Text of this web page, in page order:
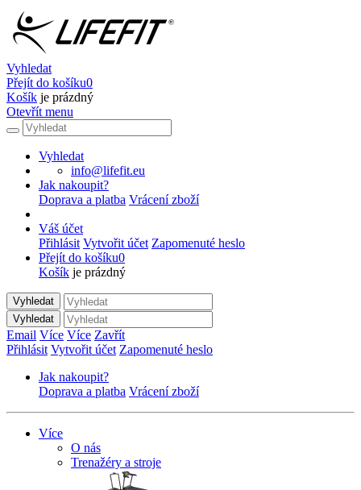
Vyhledat
Přejít do košíku0
Košík je prázdný
Otevřít menu
Vyhledat
info@lifefit.eu
Jak nakoupit?
Doprava a platba Vrácení zboží
Váš účet
Přihlásit Vytvořit účet Zapomenuté heslo
Přejít do košíku0
Košík je prázdný
Vyhledat
Vyhledat
Email Více Více Zavřít
Přihlásit Vytvořit účet Zapomenuté heslo
Jak nakoupit?
Doprava a platba Vrácení zboží
Více
O nás
Trenažéry a stroje